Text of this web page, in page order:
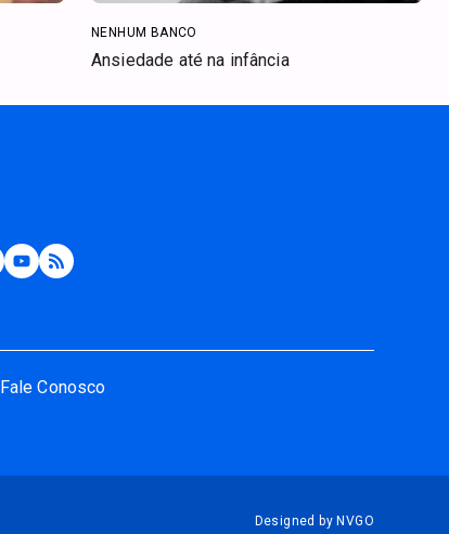
NENHUM BANCO
Ansiedade até na infância
Fale Conosco
Designed by NVGO